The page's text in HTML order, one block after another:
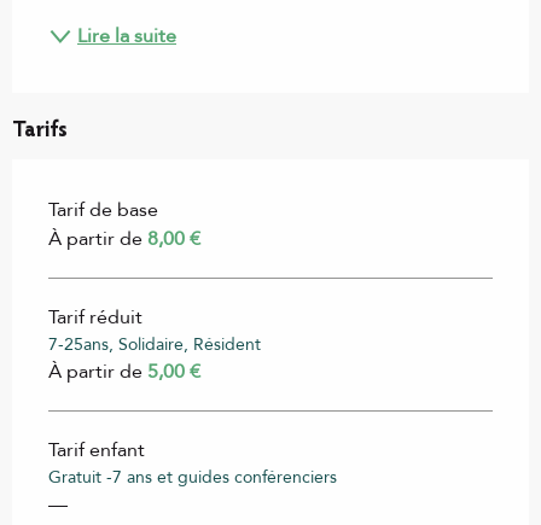
Lire la suite
Tarifs
Tarif de base
À partir de8,00 €
Tarif réduit
7-25ans, Solidaire, Résident
À partir de 5,00 €
Tarif enfant
Gratuit -7 ans et guides conférenciers
—